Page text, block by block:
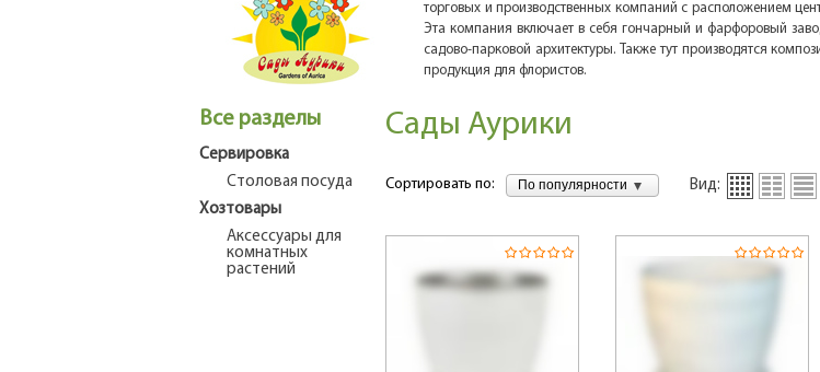
торговых и производственных компаний с расположением
Эта компания включает в себя гончарный и фарфоровый
садово-парковой архитектуры. Также тут производятся
продукция для флористов.
Все разделы
Сервировка
Столовая посуда
Хозтовары
Аксессуары для
комнатных
растений
Сады Аурики
Сортировать по: По популярности Вид: